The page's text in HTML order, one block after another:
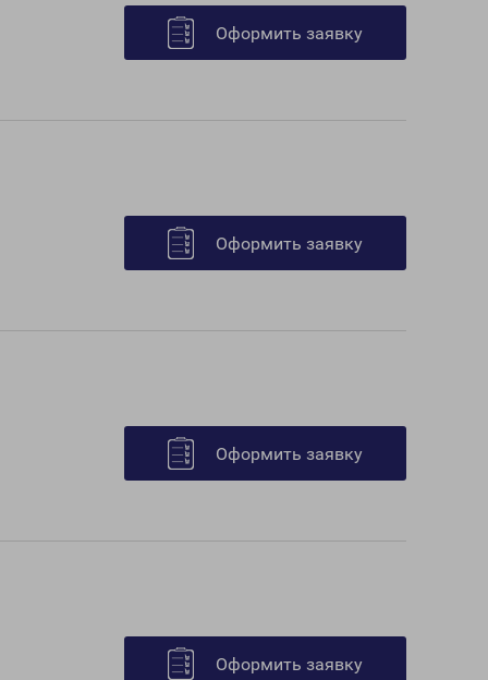
Оформить заявку
Оформить заявку
Оформить заявку
Оформить заявку